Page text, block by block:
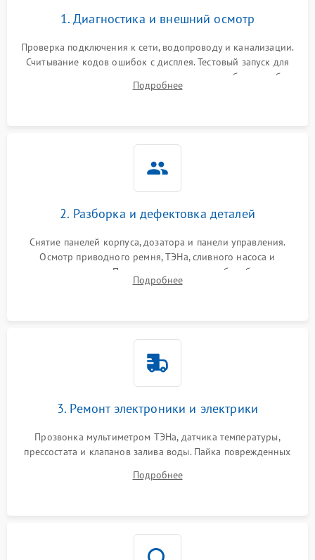
1. Диагностика и внешний осмотр
Проверка подключения к сети, водопроводу и канализации.
Считывание кодов ошибок с дисплея. Тестовый запуск для
выявления посторонних шумов, протечек или сбоев в работе
электронного модуля управления.
Подробнее
2. Разборка и дефектовка деталей
Снятие панелей корпуса, дозатора и панели управления.
Осмотр приводного ремня, ТЭНа, сливного насоса и
амортизаторов. Проверка подшипников барабана и
крестовины на износ, а манжеты люка на разрывы.
Подробнее
3. Ремонт электроники и электрики
Прозвонка мультиметром ТЭНа, датчика температуры,
прессостата и клапанов залива воды. Пайка поврежденных
Восстановление целостности проводки и контактов.
Подробнее